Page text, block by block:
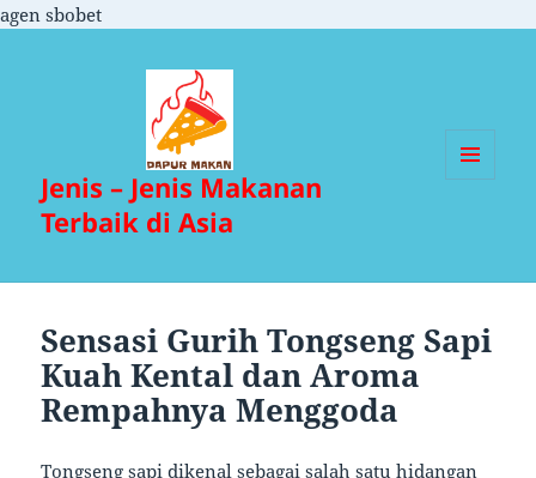
agen sbobet
Jenis – Jenis Makanan
Terbaik di Asia
Sensasi Gurih Tongseng Sapi
Kuah Kental dan Aroma
Rempahnya Menggoda
Tongseng sapi dikenal sebagai salah satu hidangan